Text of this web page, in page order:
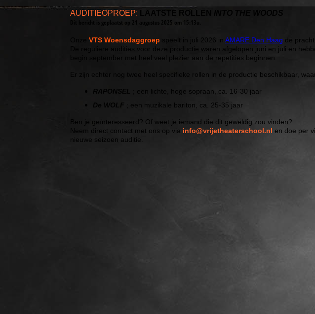
AUDITIEOPROEP: LAATSTE ROLLEN
INTO THE WOODS
Dit bericht is geplaatst op 21 augustus 2025 om 15:13u.
VTS Woensdaggroep speelt in juli 2026 in AMARE Den Haag de
De reguliere audities voor deze productie waren afgelopen juni en juli en
begin september met heel veel plezier aan de repetities beginnen.
Er zijn echter nog twee heel specifieke rollen in de productie beschikbaar,
RAPONSEL
; een lichte, hoge sopraan, ca. 16-30 jaar
De WOLF ; een muzikale bariton, ca. 25-35 jaar
Ben je geïnteresseerd? Of weet je iemand die dit geweldig zou vinden?
Neem direct contact met ons op via info@vrijetheaterschool.nl en doe per
nieuwe seizoen auditie.